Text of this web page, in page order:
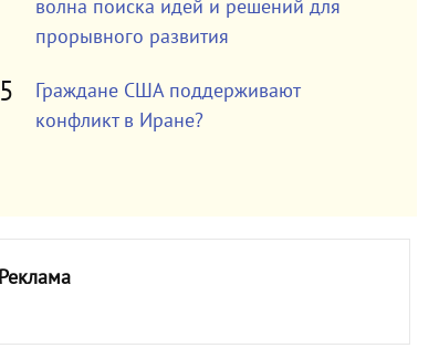
волна поиска идей и решений для
прорывного развития
Граждане США поддерживают
конфликт в Иране?
Реклама